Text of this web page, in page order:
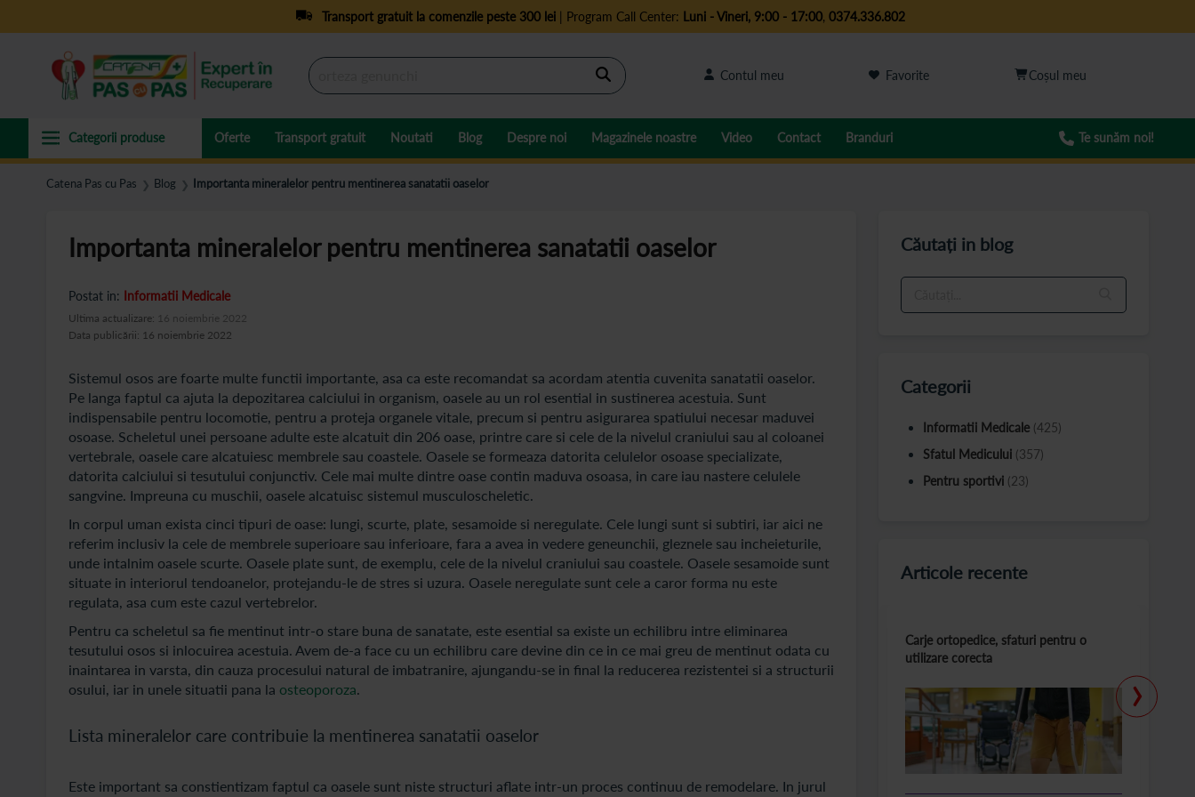
Transport gratuit la comenzile peste 300 lei| Program Call Center: Luni - Vineri, 9:00 - 17:00, 0374.336.802
Cautare Contul meu Favorite
Oferte Transport gratuit Noutati Blog Despre noi Magazinele noastre Video Contact Branduri Te sunăm noi!
Catena Pas cu Pas ❯ Blog ❯ Importanta mineralelor pentru mentinerea sanatatii oaselor
Importanta mineralelor pentru mentinerea sanatatii oaselor
Postat in: Informatii Medicale
Data publicării: 16 noiembrie 2022
Ultima actualizare: 16 noiembrie 2022
Sistemul osos are foarte multe functii importante, asa ca este recomandat sa acordam atentia cuvenita sanatatii oaselor.
Pe langa faptul ca ajuta la depozitarea calciului in organism, oasele au un rol esential in sustinerea acestuia. Sunt
indispensabile pentru locomotie, pentru a proteja organele vitale, precum si pentru asigurarea spatiului necesar maduvei
osoase. Scheletul unei persoane adulte este alcatuit din 206 oase, printre care si cele de la nivelul craniului sau al coloanei
vertebrale, oasele care alcatuiesc membrele sau coastele. Oasele se formeaza datorita celulelor osoase specializate,
datorita calciului si tesutului conjunctiv. Cele mai multe dintre oase contin maduva osoasa, in care iau nastere celulele
sangvine. Impreuna cu muschii, oasele alcatuisc sistemul musculoscheletic.
In corpul uman exista cinci tipuri de oase: lungi, scurte, plate, sesamoide si neregulate. Cele lungi sunt si subtiri, iar aici ne
referim inclusiv la cele de membrele superioare sau inferioare, fara a avea in vedere geneunchii, gleznele sau incheieturile,
unde intalnim oasele scurte. Oasele plate sunt, de exemplu, cele de la nivelul craniului sau coastele. Oasele sesamoide sunt
situate in interiorul tendoanelor, protejandu-le de stres si uzura. Oasele neregulate sunt cele a caror forma nu este
regulata, asa cum este cazul vertebrelor.
Pentru ca scheletul sa fie mentinut intr-o stare buna de sanatate, este esential sa existe un echilibru intre eliminarea
tesutului osos si inlocuirea acestuia. Avem de-a face cu un echilibru care devine din ce in ce mai greu de mentinut odata cu
inaintarea in varsta, din cauza procesului natural de imbatranire, ajungandu-se in final la reducerea rezistentei si a structurii
osului, iar in unele situatii pana la osteoporoza.
Lista mineralelor care contribuie la mentinerea sanatatii oaselor
Este important sa constientizam faptul ca oasele sunt niste structuri aflate intr-un proces continuu de remodelare. In jurul
Căutați in blog
Categorii
Informatii Medicale (425)
Sfatul Medicului (357)
Pentru sportivi (23)
Articole recente
Carje ortopedice, sfaturi pentru o
utilizare corecta
›